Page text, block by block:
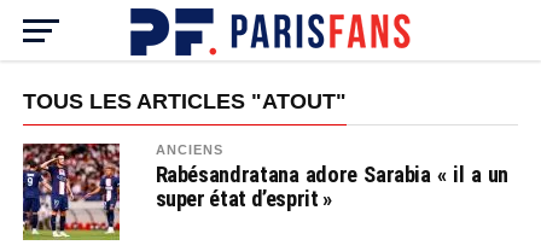
TOUS LES ARTICLES "ATOUT"
ANCIENS
Rabésandratana adore Sarabia « il a un
super état d’esprit »